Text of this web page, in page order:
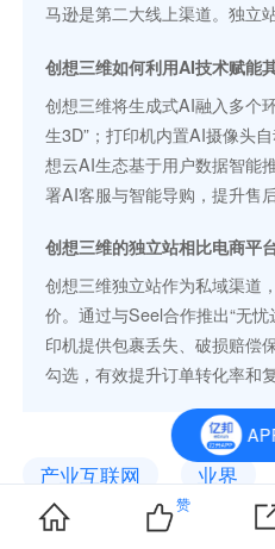
马逊是第二大线上渠道。独立
创想三维如何利用AI技术赋能
创想三维将生成式AI融入多个
生3D”；打印机内置AI摄像头
想云AI生态基于用户数据智能
署AI客服与智能导购，提升售
创想三维的独立站相比电商平
创想三维独立站作为私域渠道
价。通过与Seel合作推出“无
印机提供包裹丢失、破损赔偿
勾选，有效提升订单转化率和复
产业互联网 业界
赞